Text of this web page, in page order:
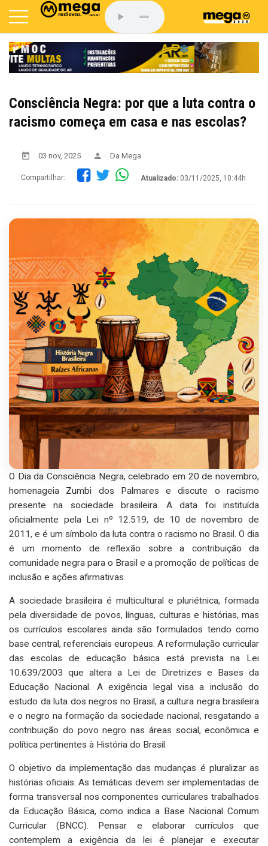
Consciência Negra: por que a luta contra o
racismo começa em casa e nas escolas?
03 nov, 2025 Da Mega
Compartilhar: Atualizado: 03/11/2025, 10:44h
O Dia da Consciência Negra, celebrado em 20 de novembro,
homenageia Zumbi dos Palmares e discute o racismo
presente na sociedade brasileira. A data foi instituída
oficialmente pela Lei nº 12.519, de 10 de novembro de
2011, e é um símbolo da luta contra o racismo no Brasil. O dia
é um momento de reflexão sobre a contribuição da
comunidade negra para o Brasil e a promoção de políticas de
inclusão e ações afirmativas.
A sociedade brasileira é multicultural e pluriétnica, formada
pela diversidade de povos, línguas, culturas e histórias, mas
os currículos escolares ainda são formulados tendo como
base central, referenciais europeus. A reformulação curricular
das escolas de educação básica está prevista na Lei
10.639/2003 que altera a Lei de Diretrizes e Bases da
Educação Nacional. A exigência legal visa a inclusão do
estudo da luta dos negros no Brasil, a cultura negra brasileira
e o negro na formação da sociedade nacional, resgatando a
contribuição do povo negro nas áreas social, econômica e
política pertinentes à História do Brasil.
O objetivo da implementação das mudanças é pluralizar as
histórias oficiais. As temáticas devem ser implementadas de
forma transversal nos componentes curriculares trabalhados
da Educação Básica, como indica a Base Nacional Comum
Curricular (BNCC). Pensar e elaborar currículos que
contemplem a exigência da lei é planejar e executar